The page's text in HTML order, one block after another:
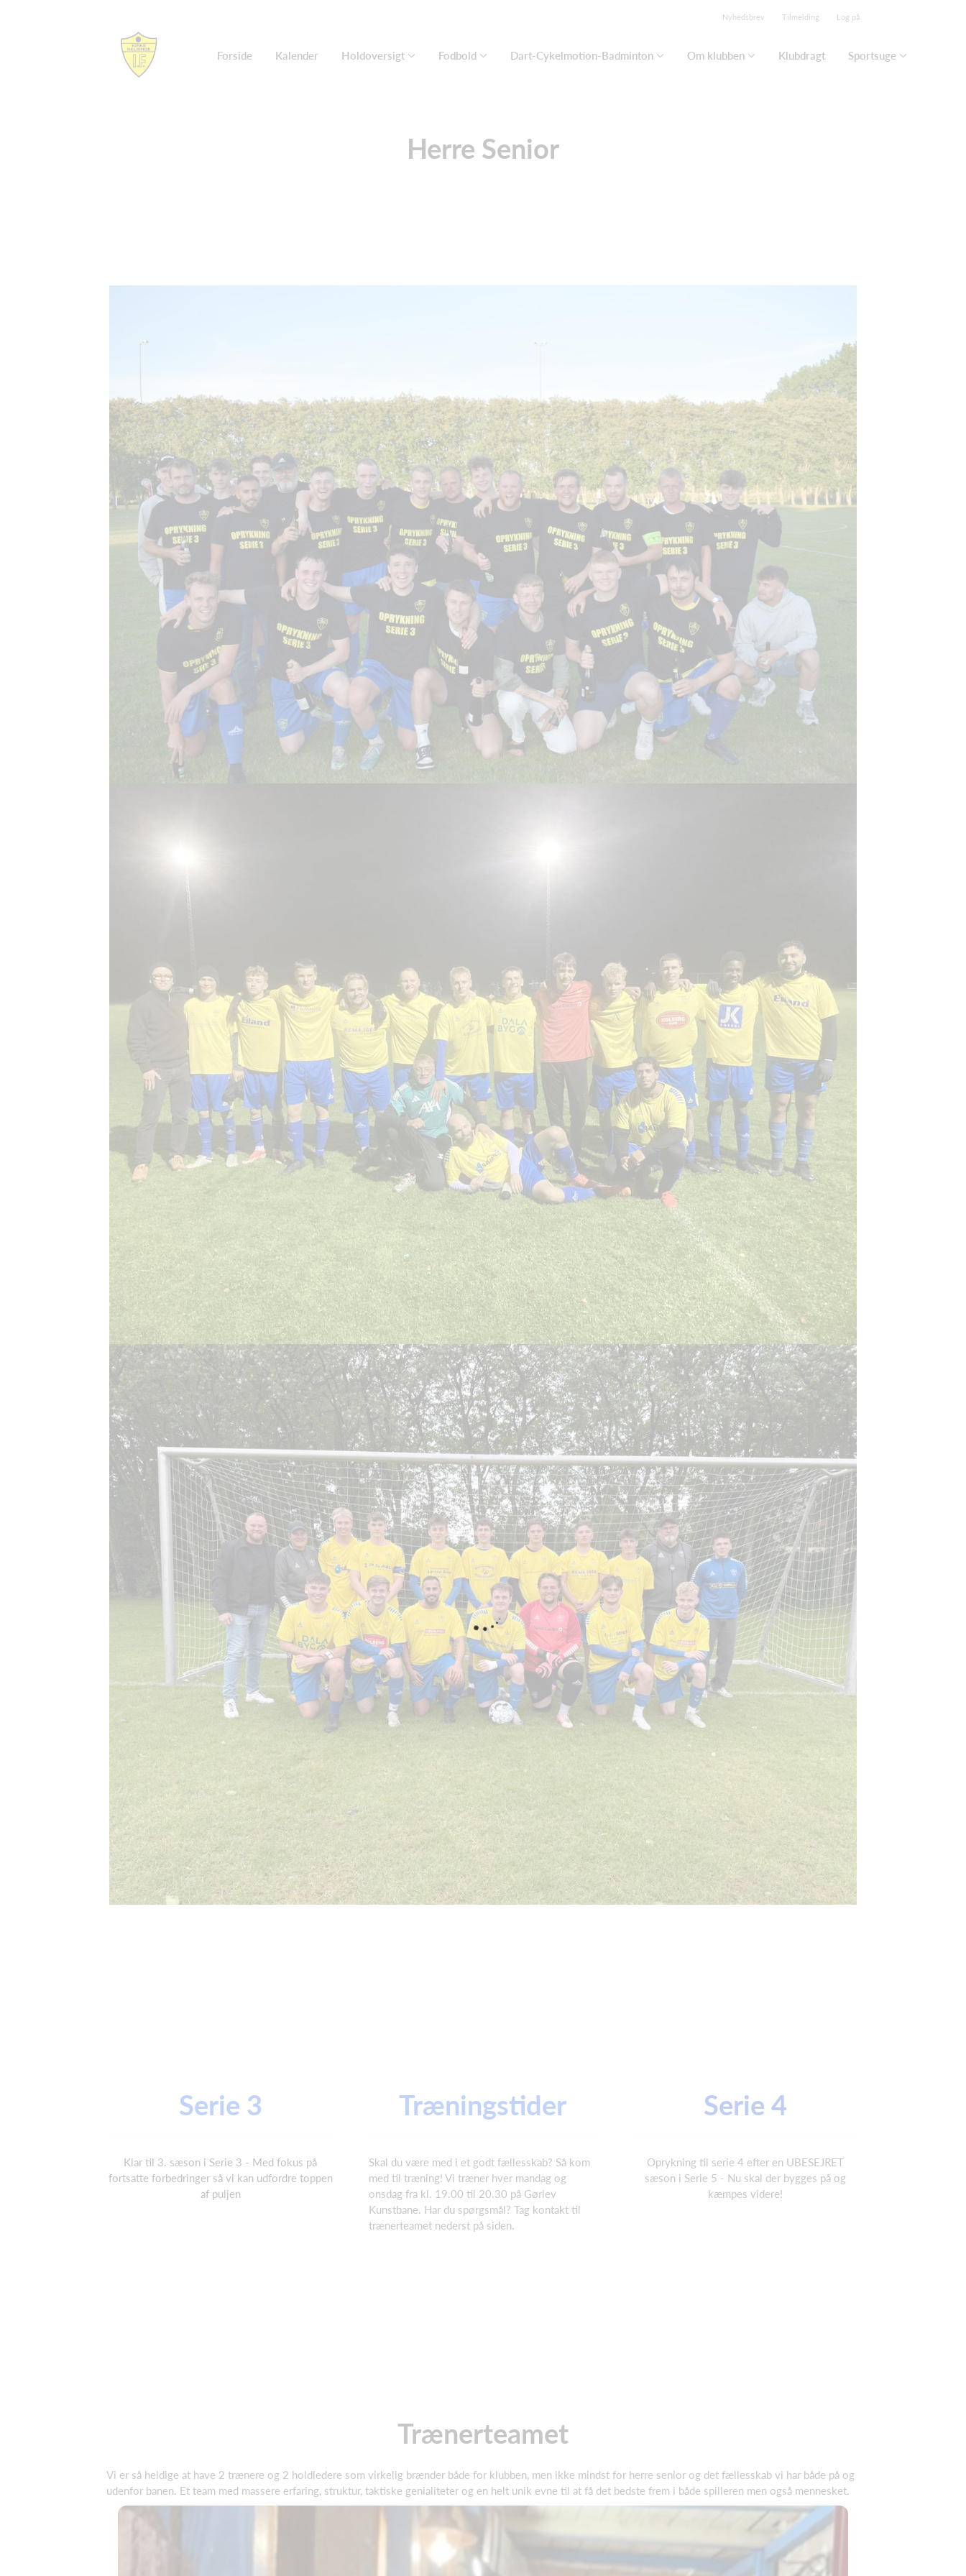
Nyhedsbrev Tilmelding Log på
Forside Kalender Holdoversigt Fodbold Dart-Cykelmotion-Badminton Om klubben Klubdragt Sportsuge
Herre Senior
Serie 3
Klar til 3. sæson i Serie 3 - Med fokus på
fortsatte forbedringer så vi kan udfordre toppen
af puljen
Træningstider
Skal du være med i et godt fællesskab? Så kom
med til træning! Vi træner hver mandag og
onsdag fra kl. 19.00 til 20.30 på Gørlev
Kunstbane. Har du spørgsmål? Tag kontakt til
trænerteamet nederst på siden.
Serie 4
Oprykning til serie 4 efter en UBESEJRET
sæson i Serie 5 - Nu skal der bygges på og
kæmpes videre!
Trænerteamet
Vi er så heldige at have 2 trænere og 2 holdledere som virkelig brænder både for klubben, men ikke mindst for herre senior og det fællesskab vi har både på og
udenfor banen. Et team med massere erfaring, struktur, taktiske genialiteter og en helt unik evne til at få det bedste frem i både spilleren men også mennesket.